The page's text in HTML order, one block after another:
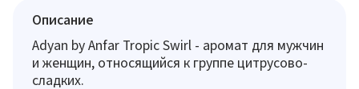
Описание
Adyan by Anfar Tropic Swirl - аромат для мужчин
и женщин, относящийся к группе цитрусово-
сладких.